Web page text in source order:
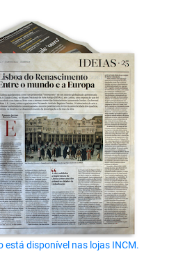
está disponível nas lojas INCM.